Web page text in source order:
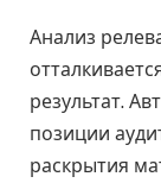
Анализ
результат.
позиции
раскрытия